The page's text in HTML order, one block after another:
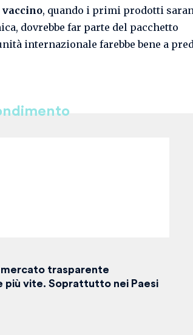
vaccino, quando i primi prodotti
dovrebbe far parte del pacchetto
internazionale farebbe bene a
mercato trasparente
più vite. Soprattutto nei Paesi